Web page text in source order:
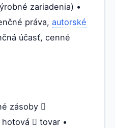
zariadenia) •
práva, autorské
účasť, cenné
zásoby 
 tovar •